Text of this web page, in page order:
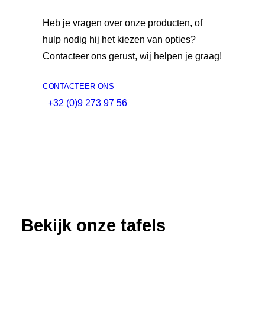
Heb je vragen over onze producten, of
hulp nodig hij het kiezen van opties?
Contacteer ons gerust, wij helpen je graag!
CONTACTEER ONS
+32 (0)9 273 97 56
Bekijk onze tafels